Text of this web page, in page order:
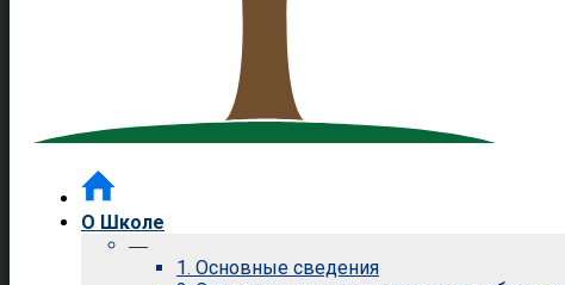
О Школе
—
1. Основные сведения